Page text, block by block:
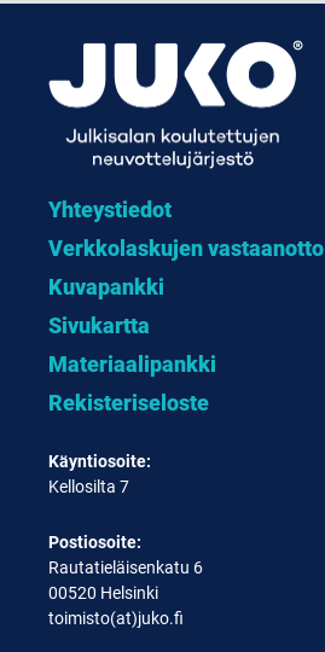
Yhteystiedot
Verkkolaskujen vastaanotto
Kuvapankki
Sivukartta
Materiaalipankki
Rekisteriseloste
Käyntiosoite:
Kellosilta 7
Postiosoite:
Rautatieläisenkatu 6
00520 Helsinki
toimisto(at)juko.fi